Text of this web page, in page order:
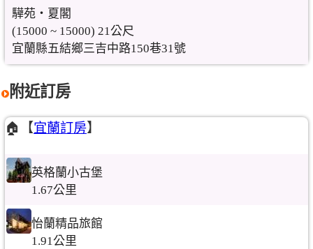
驊苑‧夏閣
(15000 ~ 15000) 21公尺
宜蘭縣五結鄉三吉中路150巷31號
附近訂房
🏠【宜蘭訂房】
英格蘭小古堡
1.67公里
怡蘭精品旅館
1.91公里